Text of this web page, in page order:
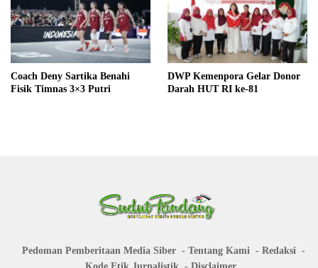
Coach Deny Sartika Benahi
Fisik Timnas 3×3 Putri
DWP Kemenpora Gelar Donor
Darah HUT RI ke-81
Pedoman Pemberitaan Media Siber Tentang Kami
Redaksi